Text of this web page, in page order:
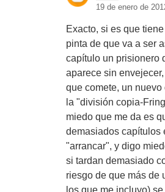
19 de enero de
Exacto, si es que
pinta de que va a ser
capítulo un prisionero
aparece sin
que comete, un nuevo
la "división copia-
miedo que me da es
demasiados capítulos
"arrancar", y digo
si tardan demasiado
riesgo de que más de
los que me incluyo)